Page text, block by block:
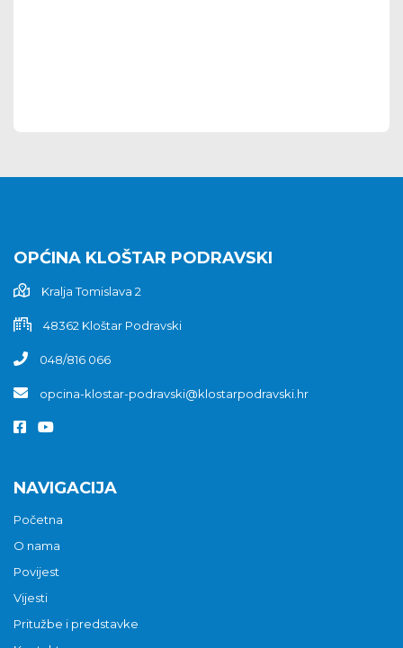
OPĆINA KLOŠTAR PODRAVSKI
Kralja Tomislava 2
48362 Kloštar Podravski
048/816 066
opcina-klostar-podravski@klostarpodravski.hr
NAVIGACIJA
Početna
O nama
Povijest
Vijesti
Pritužbe i predstavke